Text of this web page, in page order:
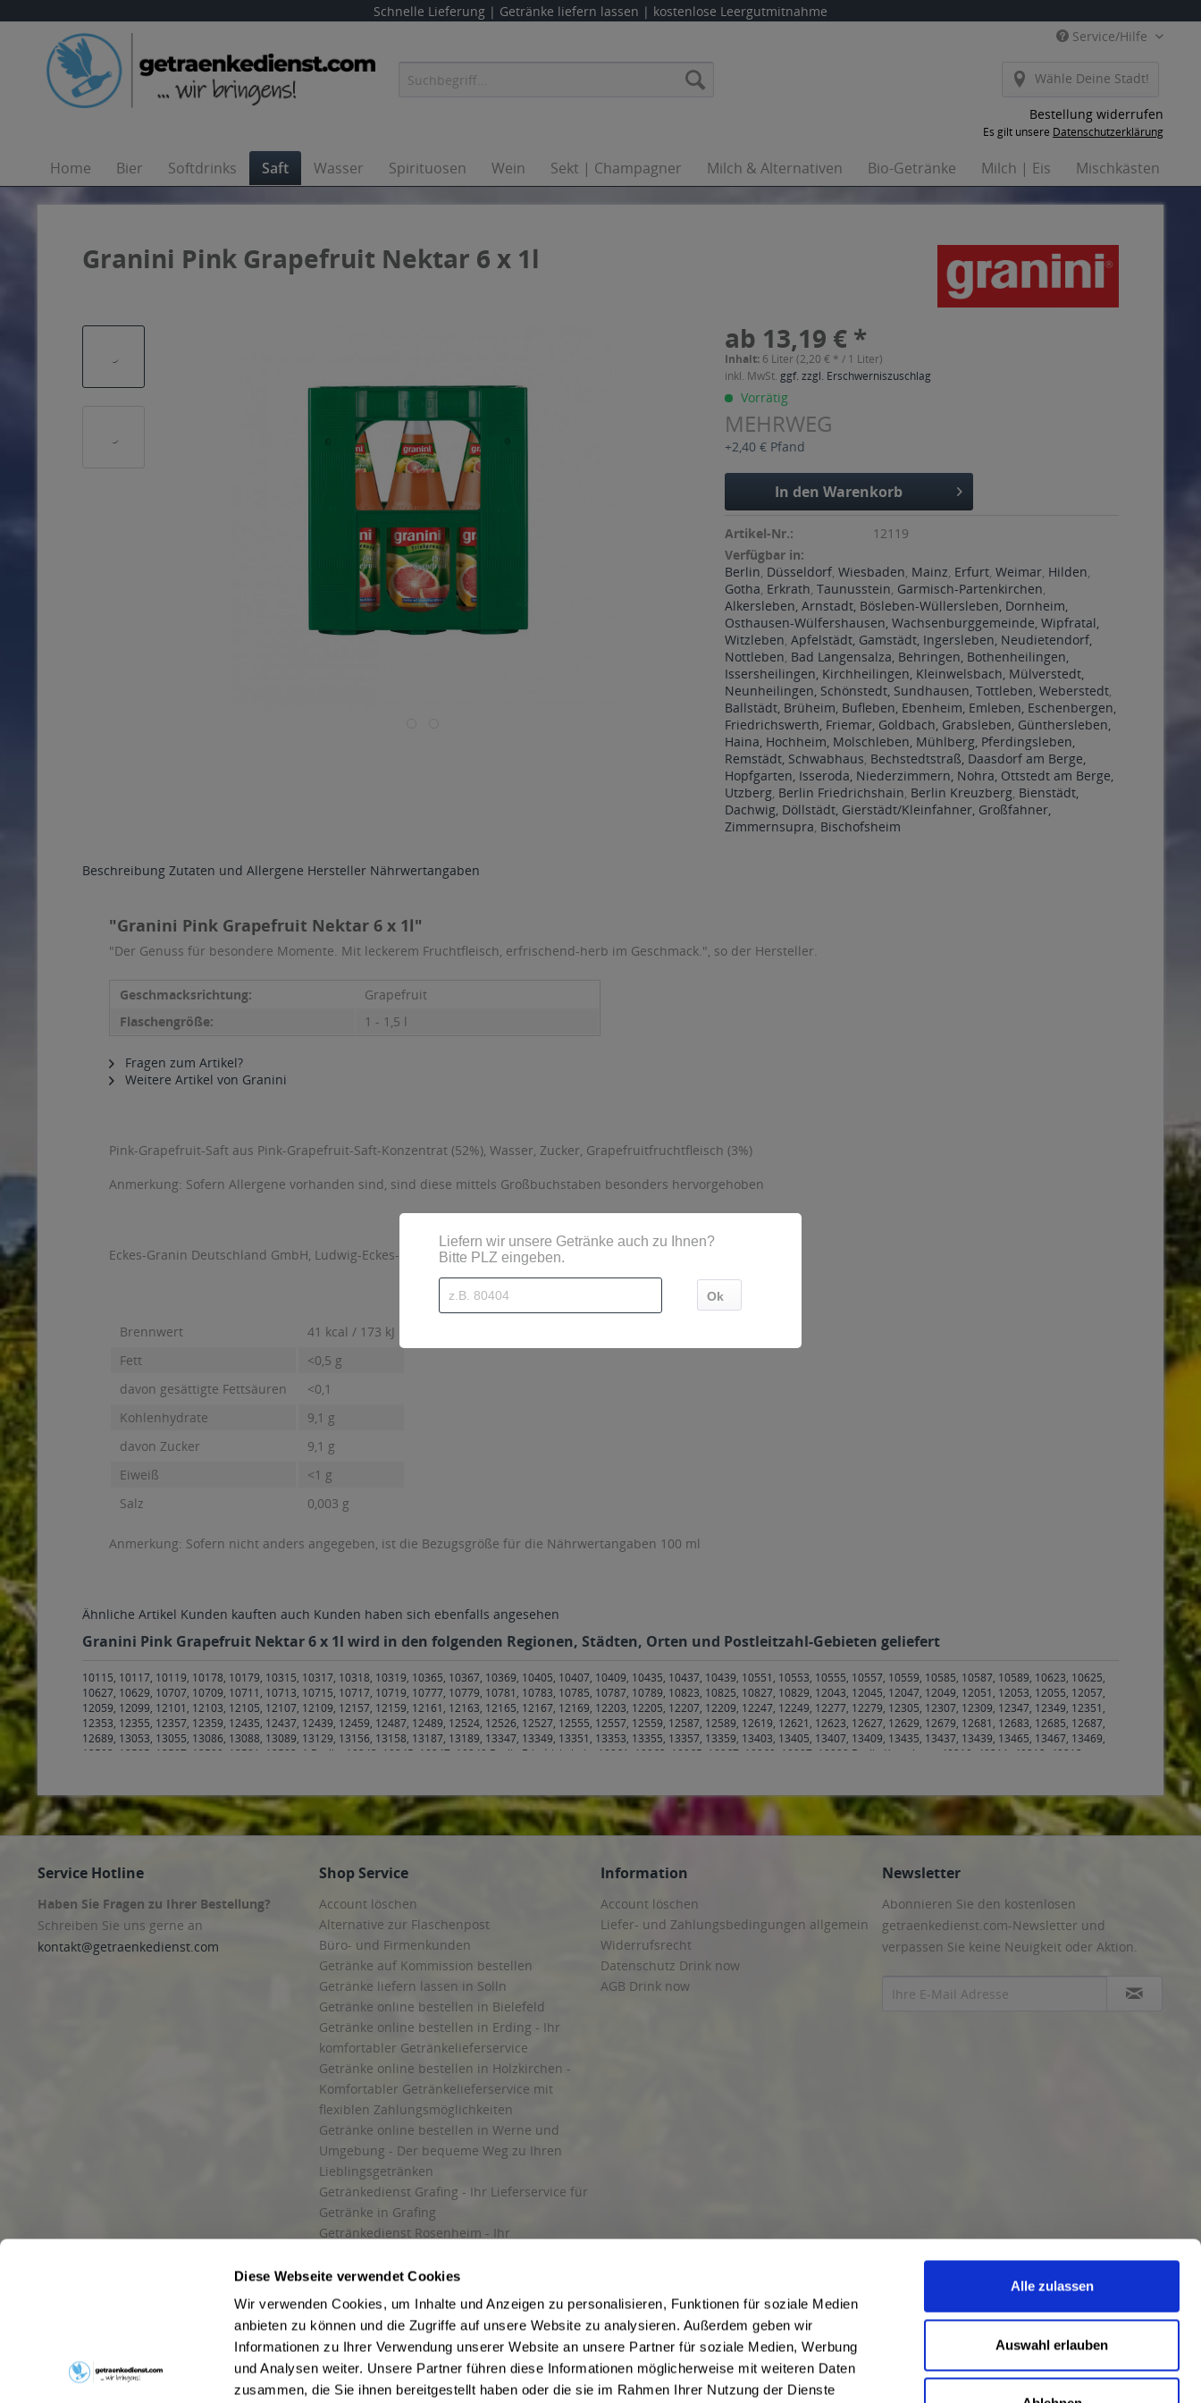
Diese Webseite verwendet Cookies
Wir verwenden Cookies, um Inhalte und Anzeigen zu personalisieren, Funktionen für soziale Medien
anbieten zu können und die Zugriffe auf unsere Website zu analysieren. Außerdem geben wir
Informationen zu Ihrer Verwendung unserer Website an unsere Partner für soziale Medien, Werbung
und Analysen weiter. Unsere Partner führen diese Informationen möglicherweise mit weiteren Daten
zusammen, die Sie ihnen bereitgestellt haben oder die sie im Rahmen Ihrer Nutzung der Dienste
Alle zulassen
Auswahl erlauben
Schnelle Lieferung | Getränke liefern lassen | kostenlose Leergutmitnahme
Service/Hilfe
Wähle Deine Stadt!
Bestellung widerrufen
Es gilt unsere Datenschutzerklärung
Home Bier Softdrinks Saft Wasser Spirituosen Wein Sekt | Champagner Milch & Alternativen Bio-Getränke Milch | Eis Mischkästen
Granini Pink Grapefruit Nektar 6 x 1l
ab 13,19 € *
Inhalt: 6 Liter (2,20 € * / 1 Liter)
inkl. MwSt. ggf. zzgl. Erschwerniszuschlag
Vorrätig
MEHRWEG
+2,40 € Pfand
In den Warenkorb
Artikel-Nr.:
12119
Verfügbar in:
Berlin, Düsseldorf,Wiesbaden, Mainz, Erfurt,Weimar, Hilden,
Gotha, Erkrath,Taunusstein, Garmisch-Partenkirchen,
Alkersleben, Arnstadt, Bösleben-Wüllersleben, Dornheim,
Osthausen-Wülfershausen, Wachsenburggemeinde, Wipfratal,
Witzleben,Apfelstädt, Gamstädt, Ingersleben, Neudietendorf,
Nottleben, Bad Langensalza, Behringen, Bothenheilingen,
Issersheilingen, Kirchheilingen, Kleinwelsbach, Mülverstedt,
Neunheilingen, Schönstedt, Sundhausen, Tottleben, Weberstedt,
Ballstädt, Brüheim, Bufleben, Ebenheim, Emleben, Eschenbergen,
Friedrichswerth, Friemar, Goldbach, Grabsleben, Günthersleben,
Haina, Hochheim, Molschleben, Mühlberg, Pferdingsleben,
Remstädt, Schwabhaus, Bechstedtstraß, Daasdorf am Berge,
Hopfgarten, Isseroda, Niederzimmern, Nohra, Ottstedt am Berge,
Utzberg, Berlin Friedrichshain, Berlin Kreuzberg, Bienstädt,
Dachwig, Döllstädt, Gierstädt/Kleinfahner, Großfahner,
Zimmernsupra, Bischofsheim
Beschreibung Zutaten und Allergene Hersteller Nährwertangaben
"Granini Pink Grapefruit Nektar 6 x 1l"
"Der Genuss für besondere Momente. Mit leckerem Fruchtfleisch, erfrischend-herb im Geschmack.", so der Hersteller.
Geschmacksrichtung:
Grapefruit
Flaschengröße:
1 - 1,5 l
Fragen zum Artikel?
Weitere Artikel von Granini
Pink-Grapefruit-Saft aus Pink-Grapefruit-Saft-Konzentrat (52%), Wasser, Zucker, Grapefruitfruchtfleisch (3%)
Anmerkung: Sofern Allergene vorhanden sind, sind diese mittels Großbuchstaben besonders hervorgehoben
Eckes-Granin Deutschland GmbH, Ludwig-Eckes-Platz 1, 55268 Nieder-Olm, Telefon: +49 - (0)6136 - 35 - 04
Brennwert
41 kcal / 173 kJ
Fett
<0,5 g
davon gesättigte Fettsäuren
<0,1
Kohlenhydrate
9,1 g
davon Zucker
9,1 g
Eiweiß
<1 g
Salz
0,003 g
Anmerkung: Sofern nicht anders angegeben, ist die Bezugsgröße für die Nährwertangaben 100 ml
Ähnliche Artikel Kunden kauften auch Kunden haben sich ebenfalls angesehen
Granini Pink Grapefruit Nektar 6 x 1l wird in den folgenden Regionen, Städten, Orten und Postleitzahl-Gebieten geliefert
10115, 10117, 10119, 10178, 10179, 10315, 10317, 10318, 10319, 10365, 10367, 10369, 10405, 10407, 10409, 10435, 10437, 10439, 10551, 10553, 10555, 10557, 10559, 10585, 10587, 10589, 10623, 10625,
10627, 10629, 10707, 10709, 10711, 10713, 10715, 10717, 10719, 10777, 10779, 10781, 10783, 10785, 10787, 10789, 10823, 10825, 10827, 10829, 12043, 12045, 12047, 12049, 12051, 12053, 12055, 12057,
12059, 12099, 12101, 12103, 12105, 12107, 12109, 12157, 12159, 12161, 12163, 12165, 12167, 12169, 12203, 12205, 12207, 12209, 12247, 12249, 12277, 12279, 12305, 12307, 12309, 12347, 12349, 12351,
12353, 12355, 12357, 12359, 12435, 12437, 12439, 12459, 12487, 12489, 12524, 12526, 12527, 12555, 12557, 12559, 12587, 12589, 12619, 12621, 12623, 12627, 12629, 12679, 12681, 12683, 12685, 12687,
12689, 13053, 13055, 13086, 13088, 13089, 13129, 13156, 13158, 13187, 13189, 13347, 13349, 13351, 13353, 13355, 13357, 13359, 13403, 13405, 13407, 13409, 13435, 13437, 13439, 13465, 13467, 13469,
13503, 13505, 13507, 13509, 13581, 13583, 1 Berlin
10243, 10245, 10247, 10249 Berlin Friedrichshain 10961, 10963, 10965, 10967, 10969, 10997, 10999 Berlin Kreuzberg
40210, 40211, 40212, 40213,
55252 Mainz-Kastel,55257 Budenheim,55268 Nieder-Olm,55270 Bubenheim, Engelstadt, Essenheim, Jugenheim, Klein-Winternheim, Ober-Olm, Schwabenheim an der Selz, Sörgenloch, Zornheim,55271
Stadecken-Elsheim ,55276 Dienheim, Oppenheim,
55278 Dalheim, Dexheim, Dolgesheim, Eimsheim, Friesenheim, Hahnheim, Köngernheim, Ludwigshöhe, Mommenheim, Selzen, Uelversheim, Undenheim,
Weinolsheim, 55283 Nierstein,55291 Saulheim 55294 Bodenheim,55296 Gau-Bischofsheim, Harxheim, Lörzweiler
65183, 65185, 65187, 65189, 65191, 65193, 65195, 65197, 65199,
Krün,82496 Oberau 99084, 99085, 99086, 99087, 99089, 99091, 99092, 99094, 99096, 99097, 99098, 99099 Erfurt
99100 Bienstädt, Dachwig, Döllstädt, Gierstädt/Kleinfahner, Großfahner,
Alkersleben, Arnstadt, Bösleben-Wüllersleben, Dornheim, Osthausen-Wülfershausen, Wachsenburggemeinde, Wipfratal, Witzleben
99334 Elleben, Elxleben, Ichtershausen, Kirchheim,99423, 99425, 99427
Weimar , 99428 Bechstedtstraß, Daasdorf am Berge, Hopfgarten, Isseroda, Niederzimmern, Nohra, Ottstedt am Berge, Utzberg,99441 Döbritschen, Frankendorf, Großschwabhausen, Hammerstedt, Hohlstedt,
Kiliansroda, Kleinschwabhausen, Kromsdorf, Lehnstedt, Magdala, Mechelroda, Mellingen, Umpferstedt
99869 Ballstädt, Brüheim, Bufleben, Ebenheim, Emleben, Eschenbergen, Friedrichswerth,
Friemar, Goldbach, Grabsleben, Günthersleben, Haina, Hochheim, Molschleben, Mühlberg, Pferdingsleben, Remstädt, Schwabhaus
99885 Luisenthal, Ohrdruf, Wölfis,99887 Georgenthal, Gräfenhain,
99947 Bad Langensalza, Behringen, Bothenheilingen, Issersheilingen, Kirchheilingen, Kleinwelsbach, Mülverstedt, Neunheilingen, Schönstedt, Sundhausen, Tottleben,
Service Hotline
Haben Sie Fragen zu Ihrer Bestellung?
Schreiben Sie uns gerne an
kontakt@getraenkedienst.com
Shop Service
Account löschen
Alternative zur Flaschenpost
Büro- und Firmenkunden
Getränke auf Kommission bestellen
Getränke liefern lassen in Solln
Getränke online bestellen in Bielefeld
Getränke online bestellen in Erding - Ihr
komfortabler Getränkelieferservice
Getränke online bestellen in Holzkirchen -
Komfortabler Getränkelieferservice mit
flexiblen Zahlungsmöglichkeiten
Getränke online bestellen in Werne und
Umgebung - Der bequeme Weg zu Ihren
Lieblingsgetränken
Getränkedienst Grafing - Ihr Lieferservice für
Getränke in Grafing
Getränkedienst Rosenheim - Ihr
und Umgebung
Getränkelieferung in Starnberg
Liefergebiet
Lieferservice für Getränke
Wir liefern Getränke
Kontakt
Newsletter
Information
Account löschen
Liefer- und Zahlungsbedingungen allgemein
Widerrufsrecht
Datenschutz Drink now
AGB Drink now
Newsletter
Abonnieren Sie den kostenlosen
getraenkedienst.com-Newsletter und
verpassen Sie keine Neuigkeit oder Aktion.